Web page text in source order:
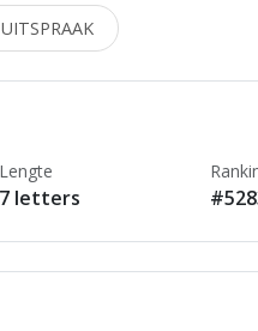
Lengte
7 letters